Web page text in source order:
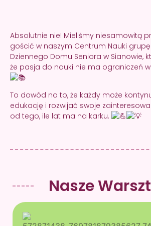
Absolutnie nie! Mieliśmy niesamowitą
gościć w naszym Centrum Nauki
Dziennego Domu Seniora w Sianowie,
że pasja do nauki nie ma ograniczeń
To dowód na to, że każdy może
edukację i rozwijać swoje
od tego, ile lat ma na karku.
Nasze